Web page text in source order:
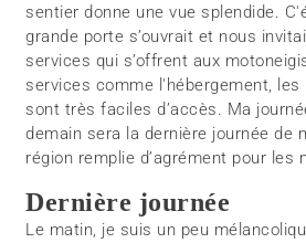
sentier donne une vue splendide.
grande porte s’ouvrait et nous
services qui s’offrent aux
services comme l'hébergement,
sont très faciles d’accès. Ma
demain sera la dernière journée de
région remplie d’agrément pour les
Dernière journée
Le matin, je suis un peu